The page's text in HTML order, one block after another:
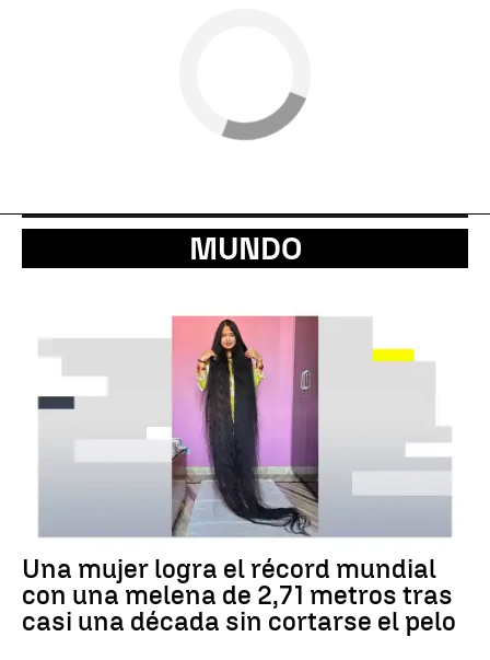
MUNDO
Una mujer logra el récord mundial
con una melena de 2,71 metros tras
casi una década sin cortarse el pelo